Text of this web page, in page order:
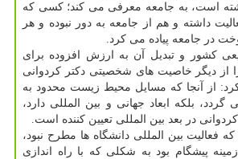
است، به جامعه معرفی می کند؛ کسی که
داشته و هم از جامعه به دور نبوده و هر
در جامعه پیاده می کرد.
کشور و تبدیل آن به ارزش افزوده برای
از دیگر خاصیت های شخصیتی دکتر کردوانی
از آنجا که مسایل محیط زیست محدود به
بلکه ابعاد جهانی و بین المللی دارد،
در بعد بین المللی تعیین کننده است.
فعالیت بین المللی دانشگاه ها مطرح نبود،
پیشگام بود به شکلی که با راه اندازی